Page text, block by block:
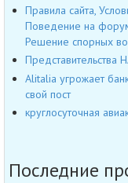
Правила сайта,
Поведение на
Решение спорных
Представительства
Alitalia угрожает
свой пост
круглосуточная
Последние